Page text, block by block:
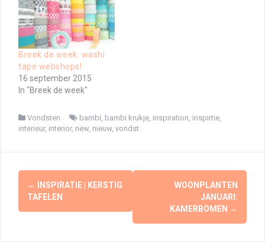
Breek de week: washi
tape webshops!
16 september 2015
In "Breek de week"
Vondsten bambi, bambi krukje, inspiration, inspirtie,
interieur, interior, new, nieuw, vondst
Berichtnavigatie
←
INSPIRATIE | KERSTIG
TAFELEN
WOONPLANTEN
JANUARI:
KAMERBOMEN →